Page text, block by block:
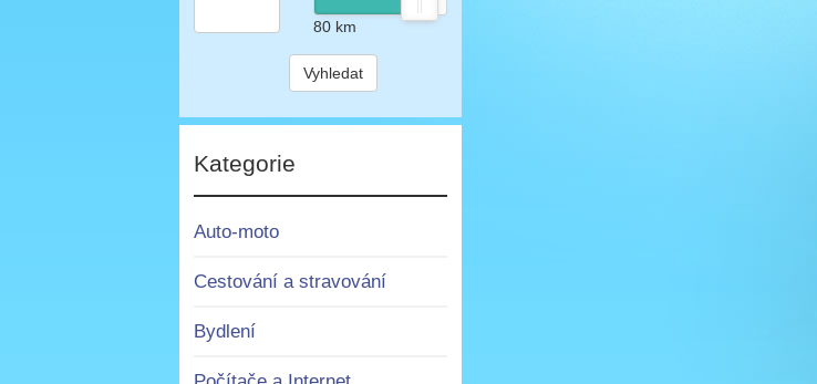
80km
Vyhledat
Kategorie
Auto-moto
Cestování a stravování
Bydlení